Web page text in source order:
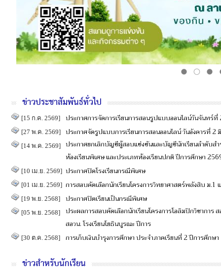
ข่าวประชาสัมพันธ์ทั่วไป
[15 ก.ค. 2569] ประกาศการจัดการเรียนการสอนรูปแบบออนไลน์วันจันทร์
[27 พ.ค. 2569] ประกาศจัดรูปแบบการเรียนการสอนออนไลน์ วันอังคารที่ 2
[14 พ.ค. 2569]
ประกาศยกเลิกบัญชีผู้สอบแข่งขันและบัญชีนักเรียนลำดับส
ห้องเรียนพิเศษ และประเภทห้องเรียนปกติ ปีการศึกษา
[10 เม.ย. 2569] ประกาศปิดโรงเรียนกรณีพิเศษ
[01 เม.ย. 2569] การสอบคัดเลือกนักเรียนโครงการวิทยาศาสตร์พลังสิบ ม.1
[19 พ.ย. 2568] ประกาศปิดเรียนเป็นกรณีพิเศษ
[05 พ.ย. 2568]
ประผลการสอบคัดเลือกนักเรียนโครงการโอลิมปิกวิชากา
สอวน.​ โรงเรียนโยธิน​บูรณะ​ ปีการ
[30 ต.ค. 2568] การเก็บเงินบำรุงการศึกษา ประจำภาคเรียนที่ 2 ปีการศึกษ
ข่าวสำหรับนักเรียน